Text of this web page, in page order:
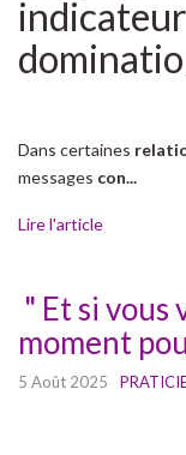
indicateur
Dans certaines
messages con...
Lire l'article
" Et si
moment
5 Août 2025